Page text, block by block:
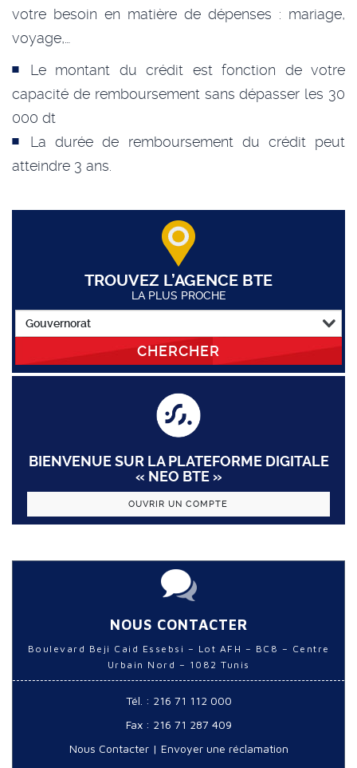
votre besoin en matière de dépenses : mariage,
voyage,…
Le montant du crédit est fonction de votre
capacité de remboursement sans dépasser les 30
000 dt
La durée de remboursement du crédit peut
atteindre 3 ans.
TROUVEZ L’AGENCE BTE
LA PLUS PROCHE
CHERCHER
BIENVENUE SUR LA PLATEFORME DIGITALE
« NEO BTE »
OUVRIR UN COMPTE
NOUS CONTACTER
Boulevard Beji Caid Essebsi – Lot AFH – BC8 – Centre
Urbain Nord – 1082 Tunis
Tél. : 216 71 112 000
Fax : 216 71 287 409
Nous Contacter| Envoyer une réclamation